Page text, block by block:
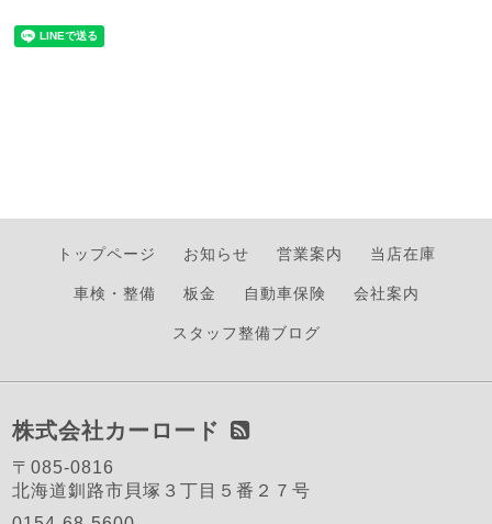
トップページ お知らせ 営業案内 当店在庫
車検・整備 板金 自動車保険 会社案内
スタッフ整備ブログ
株式会社カーロード
〒085-0816
北海道釧路市貝塚３丁目５番２７号